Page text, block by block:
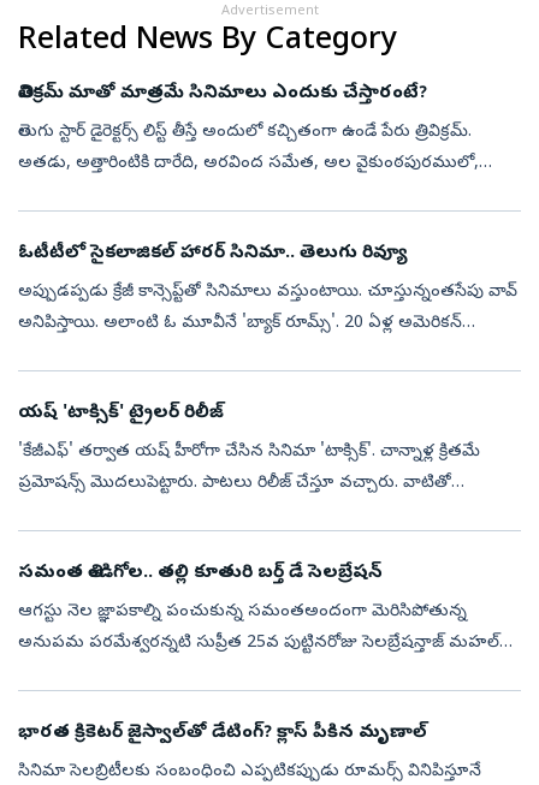
Advertisement
Related News By Category
త్రివిక్రమ్ మాతో మాత్రమే సినిమాలు ఎందుకు చేస్తారంటే?
తెలుగు స్టార్ డైరెక్టర్స్ లిస్ట్ తీస్తే అందులో కచ్చితంగా ఉండే పేరు త్రివిక్రమ్.
అతడు, అ‍త్తారింటికి దారేది, అరవింద సమేత, అల వైకుంఠపురములో,
ఓటీటీలో సైకలాజికల్ హారర్ సినిమా.. తెలుగు రివ్యూ
అప్పుడప్పడు క్రేజీ కాన్సెప్ట్‌తో సినిమాలు వస్తుంటాయి. చూస్తున్నంతసేపు వావ్
అనిపిస్తాయి. అలాంటి ఓ మూవీనే 'బ్యాక్ రూమ్స్'. 20 ఏళ్ల అమెరికన్
యష్ 'టాక్సిక్' ట్రైలర్ రిలీజ్
'కేజీఎఫ్' తర్వాత యష్ హీరోగా చేసిన సినిమా 'టాక్సిక్'. చాన్నాళ్ల క్రితమే
ప్రమోషన్స్ మొదలుపెట్టారు. పాటలు రిలీజ్ చేస్తూ వచ్చారు. వాటితో
సమంత తిండిగోల.. తల్లి కూతురి బర్త్ డే సెలబ్రేషన్
ఆగస్టు నెల జ్ఞాపకాల్ని పంచుకున్న సమంతఅందంగా మెరిసిపోతున్న
అనుపమ పరమేశ్వరన్నటి సుప్రీత 25వ పుట్టినరోజు సెలబ్రేషన్తాజ్ మహల్
భారత క్రికెటర్ జైస్వాల్‌తో డేటింగ్? క్లాస్ పీకిన మృణాల్
సినిమా సెలబ్రిటీలకు సంబంధించి ఎప్పటికప్పుడు రూమర్స్ వినిపిస్తూనే